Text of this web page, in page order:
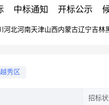
中标通知 开标公示
河北河南天津山西内蒙古辽宁吉林
越秀区
招标